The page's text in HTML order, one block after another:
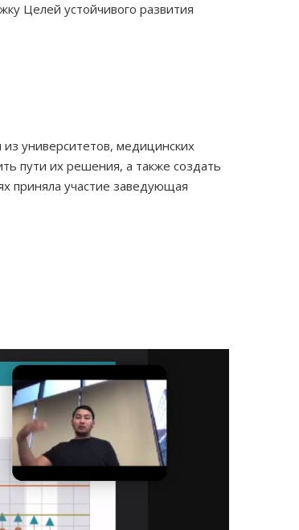
Целей устойчивого развития
университетов, медицинских
пути их решения, а также создать
приняла участие заведующая